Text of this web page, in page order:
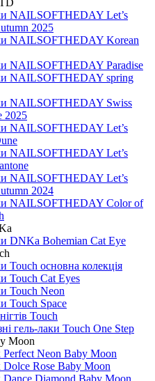
NAILSOFTHEDAY Let’s
2025
NAILSOFTHEDAY Korean
NAILSOFTHEDAY Paradise
NAILSOFTHEDAY spring
NAILSOFTHEDAY Swiss
2025
NAILSOFTHEDAY Let’s
NAILSOFTHEDAY Let’s
NAILSOFTHEDAY Let’s
2024
NAILSOFTHEDAY Color of
DNKa Bohemian Cat Eye
Touch основна колекція
Touch Cat Eyes
Touch Neon
Touch Space
Touch
гель-лаки Touch One Step
Moon
Perfect Neon Baby Moon
Dolce Rose Baby Moon